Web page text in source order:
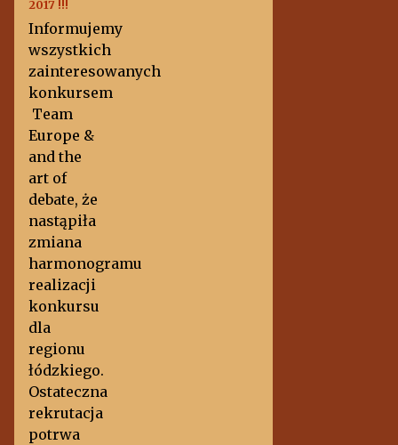
2017 !!!
Informujemy
wszystkich
zainteresowanych
konkursem
Team
Europe &
and the
art of
debate, że
nastąpiła
zmiana
harmonogramu
realizacji
konkursu
dla
regionu
łódzkiego.
Ostateczna
rekrutacja
potrwa